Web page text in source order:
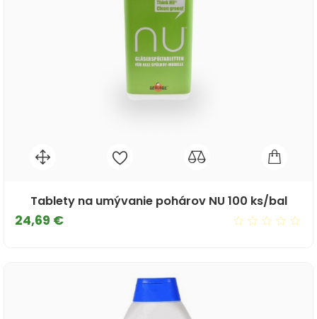
Tablety na umývanie pohárov NU 100 ks/bal
24,69 €Cena